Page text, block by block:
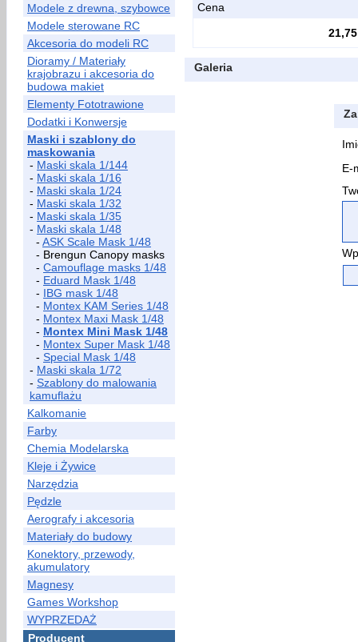
Modele z drewna, szybowce
Modele sterowane RC
Akcesoria do modeli RC
Dioramy / Materiały
krajobrazu i akcesoria do
budowa makiet
Elementy Fototrawione
Dodatki i Konwersje
Maski i szablony do
maskowania
- Maski skala 1/144
- Maski skala 1/16
- Maski skala 1/24
- Maski skala 1/32
- Maski skala 1/35
- Maski skala 1/48
- ASK Scale Mask 1/48
- Brengun Canopy masks
- Camouflage masks 1/48
- Eduard Mask 1/48
- IBG mask 1/48
- Montex KAM Series 1/48
- Montex Maxi Mask 1/48
- Montex Mini Mask 1/48
- Montex Super Mask 1/48
- Special Mask 1/48
- Maski skala 1/72
- Szablony do malowania
kamuflażu
Kalkomanie
Farby
Chemia Modelarska
Kleje i Żywice
Narzędzia
Pędzle
Aerografy i akcesoria
Materiały do budowy
Konektory, przewody,
akumulatory
Magnesy
Games Workshop
WYPRZEDAŻ
Producent
Cena
21,75
Galeria
E-